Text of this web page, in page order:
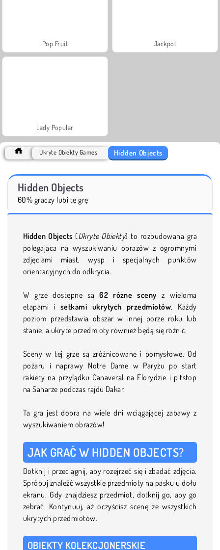
Pop Fruit Jackpot
Lady Popular
Ukryte Obiekty Games Hidden Objects
Hidden Objects
60% graczy lubi tę grę
Hidden Objects (Ukryte Obiekty) to rozbudowana gra
polegająca na wyszukiwaniu obrazów z ogromnymi
zdjęciami miast, wysp i specjalnych punktów
orientacyjnych do odkrycia.
W grze dostępne są62 różne sceny z wieloma
etapami i setkami ukrytych przedmiotów. Każdy
poziom przedstawia obszar w innej porze roku lub
stanie, a ukryte przedmioty również będą się różnić.
Sceny w tej grze są zróżnicowane i pomysłowe. Od
pożaru i naprawy Notre Dame w Paryżu po start
rakiety na przylądku Canaveral na Florydzie i pitstop
na Saharze podczas rajdu Dakar.
Ta gra jest dobra na wiele dni wciągającej zabawy z
wyszukiwaniem obrazów!
JAK GRAĆ W HIDDEN OBJECTS?
Dotknij i przeciągnij, aby rozejrzeć się i zbadać zdjęcia.
Spróbuj znaleźć wszystkie przedmioty na pasku u dołu
ekranu. Gdy znajdziesz przedmiot, dotknij go, aby go
zebrać. Kontynuuj, aż oczyścisz scenę ze wszystkich
ukrytych przedmiotów.
OBIEKTY KOLEKCJONERSKIE